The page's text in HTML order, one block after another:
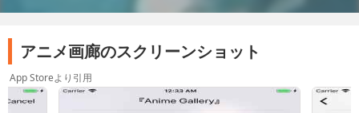
アニメ画廊のスクリーンショット
App Storeより引用